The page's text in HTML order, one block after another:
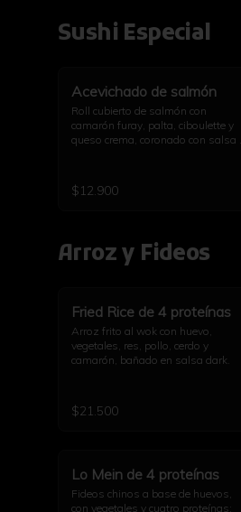
Sushi Especial
Acevichado de salmón
Roll cubierto de salmón con
camarón furay, palta, ciboulette y
queso crema, coronado con salsa
$12.900
Arroz y Fideos
Fried Rice de 4 proteínas
Arroz frito al wok con huevo,
vegetales, res, pollo, cerdo y
camarón, bañado en salsa dark.
$21.500
Lo Mein de 4 proteínas
Fideos chinos a base de huevos,
con vegetales y cuatro proteínas: